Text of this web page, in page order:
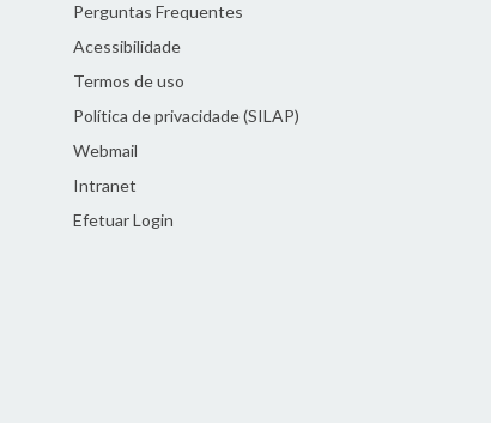
Perguntas Frequentes
Acessibilidade
Termos de uso
Política de privacidade (SILAP)
Webmail
Intranet
Efetuar Login